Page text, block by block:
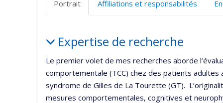
Portrait Affiliations et responsabilités
Expertise de recherche
Le premier volet de mes recherches aborde
comportementale (TCC) chez des patients
syndrome de Gilles de La Tourette (GT).
mesures comportementales, cognitives et